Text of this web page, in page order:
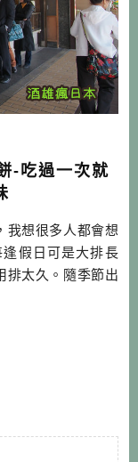
-吃過一次就
想很多人都會想
假日可是大排長
排太久。隨季節出
作，如果是甜食